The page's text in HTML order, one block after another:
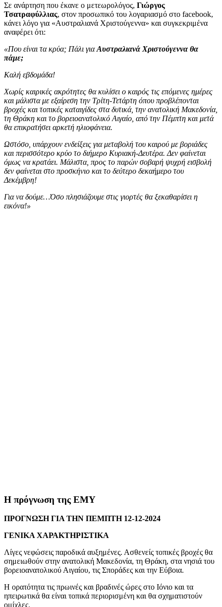
Σε ανάρτηση που έκανε ο μετεωρολόγος, Γιώργος
Τσατραφύλλιας, στον προσωπικό του λογαριασμό στο facebook,
κάνει λόγο για «Αυστραλιανά Χριστούγεννα» και συγκεκριμένα
αναφέρει ότι:
«Που είναι τα κρύα; Πάλι γιαΑυστραλιανά Χριστούγεννα θα
πάμε;
Καλή εβδομάδα!
Χωρίς καιρικές ακρότητες θα κυλίσει ο καιρός τις επόμενες ημέρες
και μάλιστα με εξαίρεση την Τρίτη-Τετάρτη όπου προβλέπονται
βροχές και τοπικές καταιγίδες στα δυτικά, την ανατολική Μακεδονία,
τη Θράκη και το βορειοανατολικό Αιγαίο, από την Πέμπτη και μετά
θα επικρατήσει αρκετή ηλιοφάνεια.
Ωστόσο, υπάρχουν ενδείξεις για μεταβολή του καιρού με βοριάδες
και περισσότερο κρύο το διήμερο Κυριακή-Δευτέρα. Δεν φαίνεται
όμως να κρατάει. Μάλιστα, προς το παρών σοβαρή ψυχρή εισβολή
δεν φαίνεται στο προσκήνιο και το δεύτερο δεκαήμερο του
Δεκέμβρη!
Για να δούμε…Όσο πλησιάζουμε στις γιορτές θα ξεκαθαρίσει η
εικόνα!»
Η πρόγνωση της ΕΜΥ
ΠΡΟΓΝΩΣΗ ΓΙΑ ΤΗΝ ΠΕΜΠΤΗ 12-12-2024
ΓΕΝΙΚΑ ΧΑΡΑΚΤΗΡΙΣΤΙΚΑ
Λίγες νεφώσεις παροδικά αυξημένες. Ασθενείς τοπικές βροχές θα
σημειωθούν στην ανατολική Μακεδονία, τη Θράκη, στα νησιά του
βορειοανατολικού Αιγαίου, τις Σποράδες και την Εύβοια.
Η ορατότητα τις πρωινές και βραδινές ώρες στο Ιόνιο και τα
ηπειρωτικά θα είναι τοπικά περιορισμένη και θα σχηματιστούν
ομίχλες.